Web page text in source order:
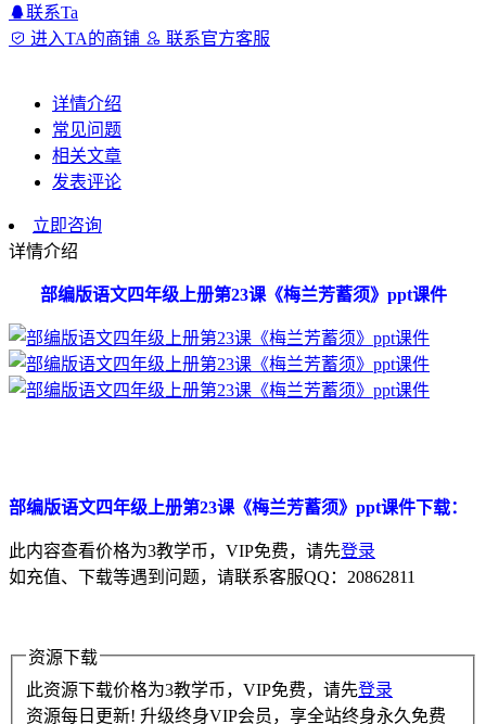
联系Ta
进入TA的商铺
联系官方客服
详情介绍
常见问题
相关文章
发表评论
立即咨询
详情介绍
部编版语文四年级上册第23课《梅兰芳蓄须》ppt课件
部编版语文四年级上册第23课《梅兰芳蓄须》ppt课件下载：
此内容查看价格为3教学币，VIP免费，请先登录
如充值、下载等遇到问题，请联系客服QQ：20862811
资源下载
此资源下载价格为3教学币，VIP免费，请先登录
资源每日更新! 升级终身VIP会员，享全站终身永久免费